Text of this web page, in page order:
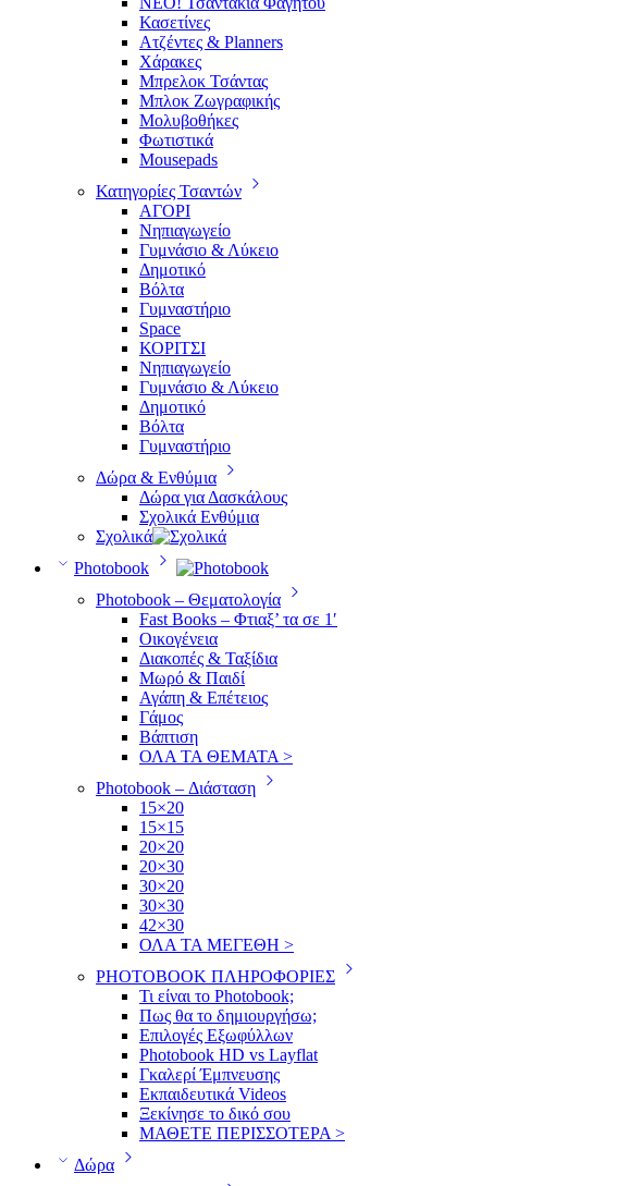
Κασετίνες
Ατζέντες & Planners
Χάρακες
Μπρελοκ Τσάντας
Μπλοκ Ζωγραφικής
Μολυβοθήκες
Φωτιστικά
Mousepads
Κατηγορίες Τσαντών
ΑΓΟΡΙ
Νηπιαγωγείο
Γυμνάσιο & Λύκειο
Δημοτικό
Βόλτα
Γυμναστήριο
Space
ΚΟΡΙΤΣΙ
Νηπιαγωγείο
Γυμνάσιο & Λύκειο
Δημοτικό
Βόλτα
Γυμναστήριο
Δώρα & Ενθύμια
Δώρα για Δασκάλους
Σχολικά Ενθύμια
Σχολικά
Photobook
Photobook – Θεματολογία
Fast Books – Φτιαξ’ τα σε 1′
Οικογένεια
Διακοπές & Ταξίδια
Μωρό & Παιδί
Αγάπη & Επέτειος
Γάμος
Βάπτιση
ΟΛΑ ΤΑ ΘΕΜΑΤΑ >
Photobook – Διάσταση
15×20
15×15
20×20
20×30
30×20
30×30
42×30
ΟΛΑ ΤΑ ΜΕΓΕΘΗ >
PHOTOBOOK ΠΛΗΡΟΦΟΡΙΕΣ
Τι είναι το Photobook;
Πως θα το δημιουργήσω;
Επιλογές Εξωφύλλων
Photobook HD vs Layflat
Γκαλερί Έμπνευσης
Εκπαιδευτικά Videos
Ξεκίνησε το δικό σου
ΜΑΘΕΤΕ ΠΕΡΙΣΣΟΤΕΡΑ >
Δώρα